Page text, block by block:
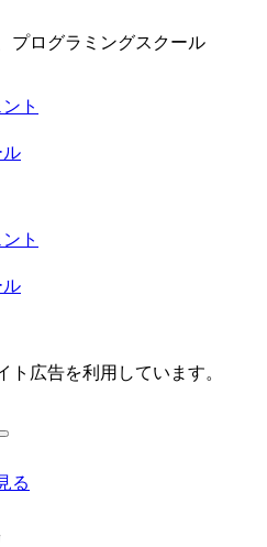
プログラミングスクール
ト
ル
ト
ル
広告を利用しています。
る